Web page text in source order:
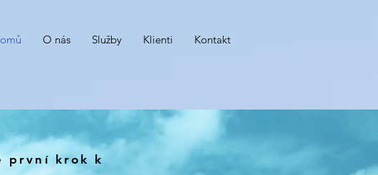
O nás Služby Klienti Kontakt
první krok k